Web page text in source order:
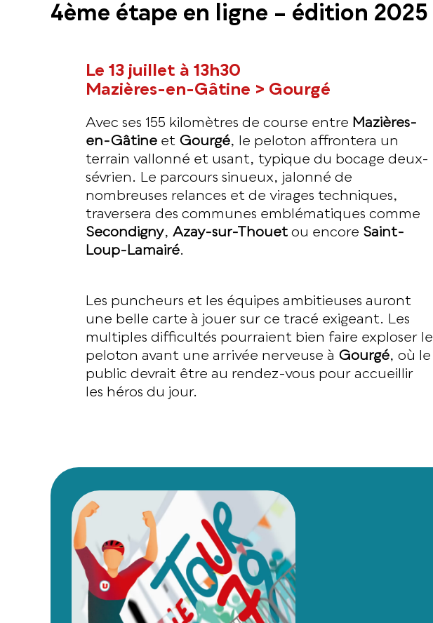
4ème étape en ligne – édition 2025
Le 13 juillet à 13h30
Mazières-en-Gâtine > Gourgé
Avec ses 155 kilomètres de course entre Mazières-
en-Gâtine et Gourgé, le peloton affrontera un
terrain vallonné et usant, typique du bocage deux-
sévrien. Le parcours sinueux, jalonné de
nombreuses relances et de virages techniques,
traversera des communes emblématiques comme
Secondigny, Azay-sur-Thouet ou encore Saint-
Loup-Lamairé.
Les puncheurs et les équipes ambitieuses auront
une belle carte à jouer sur ce tracé exigeant. Les
multiples difficultés pourraient bien faire exploser le
peloton avant une arrivée nerveuse à Gourgé, où le
public devrait être au rendez-vous pour accueillir
les héros du jour.